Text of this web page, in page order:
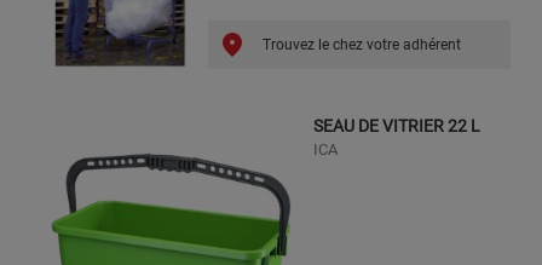
Trouvez le chez votre adhérent
SEAU DE VITRIER 22 L
ICA